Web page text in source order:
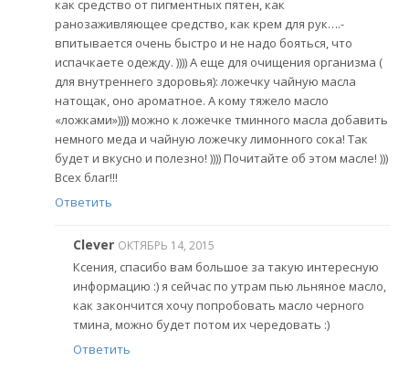
как средство от пигментных пятен, как
ранозаживляющее средство, как крем для рук….-
впитывается очень быстро и не надо бояться, что
испачкаете одежду. )))) А еще для очищения организма (
для внутреннего здоровья): ложечку чайную масла
натощак, оно ароматное. А кому тяжело масло
«ложками»)))) можно к ложечке тминного масла добавить
немного меда и чайную ложечку лимонного сока! Так
будет и вкусно и полезно! )))) Почитайте об этом масле! )))
Всех благ!!!
Ответить
Clever ОКТЯБРЬ 14, 2015
Ксения, спасибо вам большое за такую интересную
информацию :) я сейчас по утрам пью льняное масло,
как закончится хочу попробовать масло черного
тмина, можно будет потом их чередовать :)
Ответить